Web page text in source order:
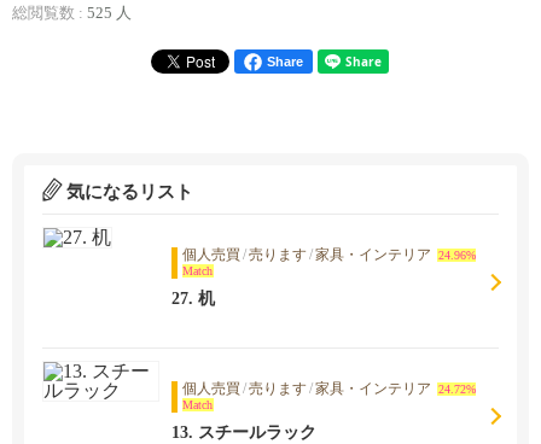
総閲覧数 : 525 人
Share
気になるリスト
個人売買 /売ります/家具・インテリア
24.96%
Match
27. 机
個人売買 /売ります/家具・インテリア
24.72%
Match
13. スチールラック